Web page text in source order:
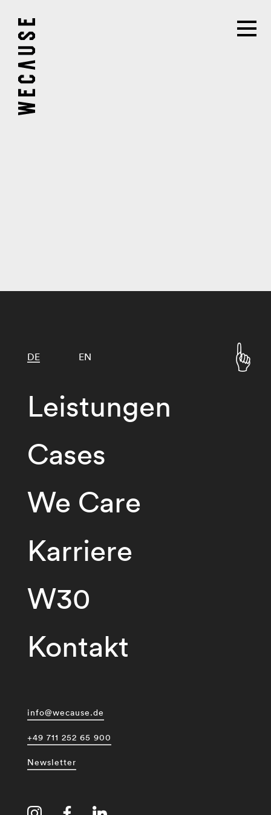
Leistungen
Cases
We Care
Karriere
W30
Kontakt
DE EN
info@wecause.de
+49 711 252 65 900
Newsletter